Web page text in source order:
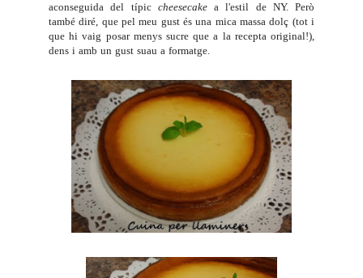
aconseguida del típic cheesecakea l'estil de NY. Però
també diré, que pel meu gust és una mica massa dolç (tot i
que hi vaig posar menys sucre que a la recepta original!),
dens i amb un gust suau a formatge.